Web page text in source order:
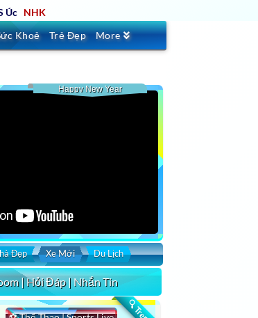
Úc NHK
Khoẻ Trẻ Đẹp More
Happy New Year
Đẹp Xe Mới Du Lịch
| Hỏi Đáp | Nhắn Tin